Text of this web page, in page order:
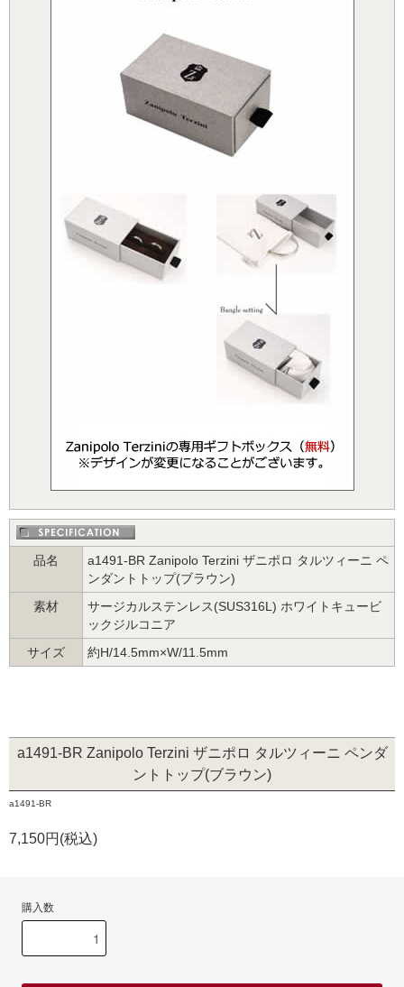
品名
a1491-BR Zanipolo Terzini ザニポロ タルツィーニ ペ
ンダントトップ(ブラウン)
素材
サージカルステンレス(SUS316L) ホワイトキュービ
ックジルコニア
サイズ
約H/14.5mm×W/11.5mm
a1491-BR Zanipolo Terzini ザニポロ タルツィーニ ペンダ
ントトップ(ブラウン)
a1491-BR
7,150円(税込)
購入数